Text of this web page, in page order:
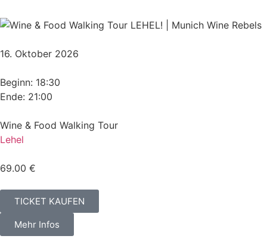
16. Oktober 2026
Beginn: 18:30
Ende: 21:00
Wine & Food Walking Tour
Lehel
69.00 €
TICKET KAUFEN
Mehr Infos